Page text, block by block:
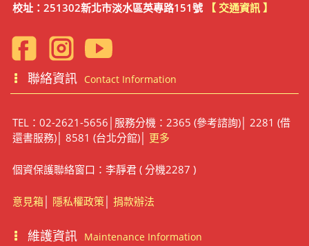
校址：251302新北市淡水區英專路151號 【 交通資訊 】
聯絡資訊 Contact Information
TEL：02-2621-5656│服務分機：2365 (參考諮詢)│ 2281 (借
還書服務)│ 8581 (台北分館)│ 更多
個資保護聯絡窗口：李靜君 ( 分機2287 )
意見箱│ 隱私權政策│ 捐款辦法
維護資訊 Maintenance Information